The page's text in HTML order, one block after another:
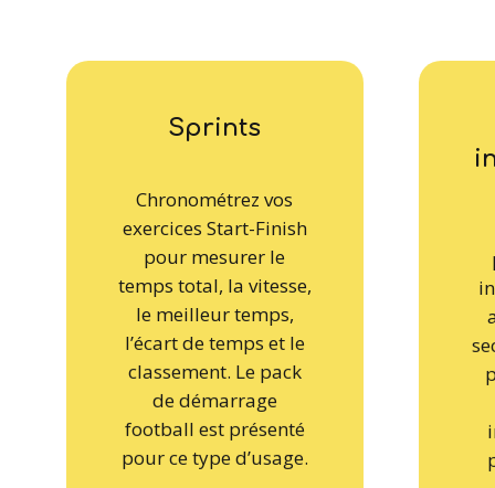
Sprints
Chronométrez vos
exercices Start-Finish
pour mesurer le
temps total, la vitesse,
le meilleur temps,
l’écart de temps et le
classement. Le pack
de démarrage
football est présenté
pour ce type d’usage.